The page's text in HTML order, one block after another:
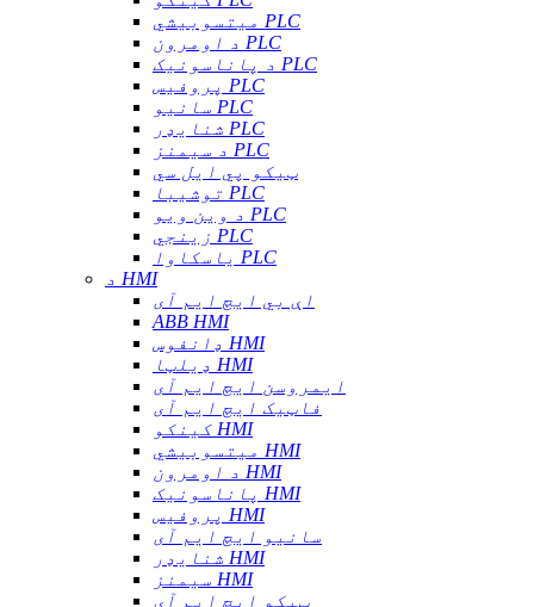
میتسوبیشي PLC
د اومرون PLC
د پاناسونیک PLC
پروفیس PLC
سانیو PLC
شنایډر PLC
د سیمنز PLC
ټیکو پي ایل سي
توشیبا PLC
د وین ویو PLC
زینجي PLC
یاسکاوا PLC
د HMI
اې بي ایچ ایم آی
ABB HMI
ډانفوس HMI
ډیلټا HMI
ایمروسن ایچ ایم آی
فاټیک ایچ ایم آی
کینکو HMI
میتسوبیشي HMI
د اومرون HMI
پاناسونیک HMI
پروفیس HMI
سانیو ایچ ایم آی
شنایډر HMI
سیمنز HMI
ټیکو ایچ ایم آی